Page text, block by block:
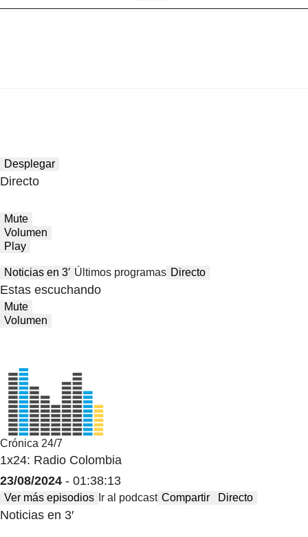
Desplegar
Directo
Mute
Volumen
Play
Noticias en 3′ Últimos programas Directo
Estas escuchando
Mute
Volumen
Crónica 24/7
1x24: Radio Colombia
23/08/2024 - 01:38:13
Ver más episodios Ir al podcast Compartir Directo
Noticias en 3′